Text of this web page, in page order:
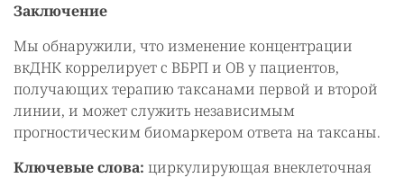
Заключение
Мы обнаружили, что изменение концентрации
вкДНК коррелирует с ВБРП и ОВ у пациентов,
получающих терапию таксанами первой и второй
линии, и может служить независимым
прогностическим биомаркером ответа на таксаны.
Ключевые слова: циркулирующая внеклеточная